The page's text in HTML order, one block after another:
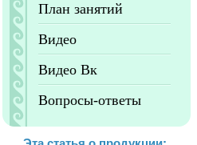
План занятий
Видео
Видео Вк
Вопросы-ответы